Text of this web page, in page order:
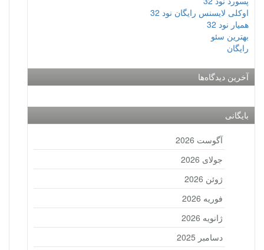
اوکلی لایسنس رایگان نود 32
همیار نود 32
بهترین سئو
رایگان
آخرین دیدگاه‌ها
بایگانی
آگوست 2026
جولای 2026
ژوئن 2026
فوریه 2026
ژانویه 2026
دسامبر 2025